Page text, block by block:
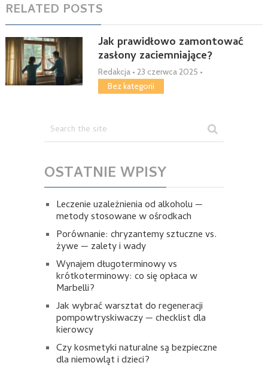
RELATED POSTS
Jak prawidłowo zamontować
zasłony zaciemniające?
Redakcja • 23 czerwca 2025 •
Bez kategorii
OSTATNIE WPISY
Leczenie uzależnienia od alkoholu —
metody stosowane w ośrodkach
Porównanie: chryzantemy sztuczne vs.
żywe — zalety i wady
Wynajem długoterminowy vs
krótkoterminowy: co się opłaca w
Marbelli?
Jak wybrać warsztat do regeneracji
pompowtryskiwaczy — checklist dla
kierowcy
Czy kosmetyki naturalne są bezpieczne
dla niemowląt i dzieci?